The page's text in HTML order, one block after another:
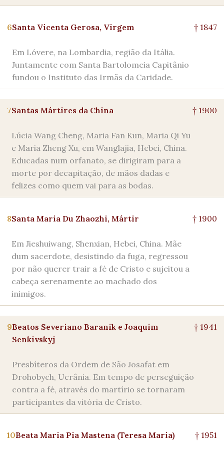
6Santa Vicenta Gerosa, Virgem
Em Lóvere, na Lombardia, região da Itália.
Juntamente com Santa Bartolomeia Capitânio
fundou o Instituto das Irmãs da Caridade.
† 1847
7Santas Mártires da China
Lúcia Wang Cheng, Maria Fan Kun, Maria Qi Yu
e Maria Zheng Xu, em Wanglajia, Hebei, China.
Educadas num orfanato, se dirigiram para a
morte por decapitação, de mãos dadas e
felizes como quem vai para as bodas.
† 1900
8Santa Maria Du Zhaozhi, Mártir
Em Jieshuiwang, Shenxian, Hebei, China. Mãe
dum sacerdote, desistindo da fuga, regressou
por não querer trair a fé de Cristo e sujeitou a
cabeça serenamente ao machado dos
inimigos.
† 1900
9Beatos Severiano Baranik e Joaquim
Senkivskyj
Presbíteros da Ordem de São Josafat em
Drohobych, Ucrânia. Em tempo de perseguição
contra a fé, através do martírio se tornaram
participantes da vitória de Cristo.
† 1941
10Beata Maria Pia Mastena (Teresa Maria) † 1951